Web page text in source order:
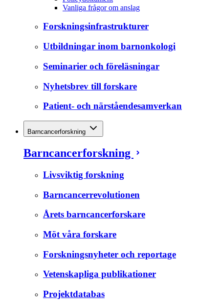
Vanliga frågor om anslag
Forskningsinfrastrukturer
Utbildningar inom barnonkologi
Seminarier och föreläsningar
Nyhetsbrev till forskare
Patient- och närståendesamverkan
Barncancerforskning
Barncancerforskning
Livsviktig forskning
Barncancerrevolutionen
Årets barncancerforskare
Möt våra forskare
Forskningsnyheter och reportage
Vetenskapliga publikationer
Projektdatabas